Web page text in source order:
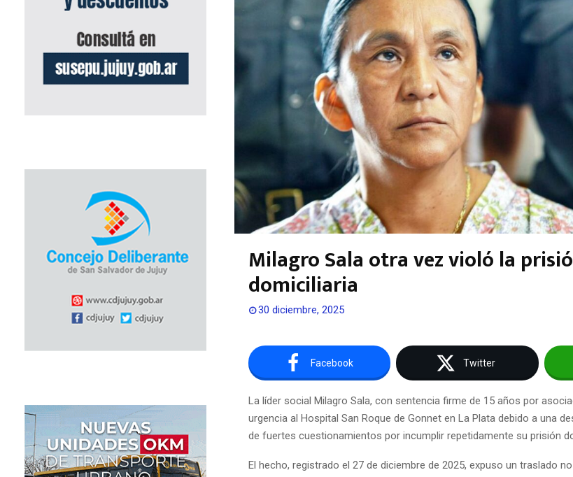
Milagro Sala otra vez violó la
domiciliaria
30 diciembre, 2025
Facebook Twitter
La líder social Milagro Sala, con sentencia firme de 15 años por
urgencia al Hospital San Roque de Gonnet en La Plata debido a una
de fuertes cuestionamientos por incumplir repetidamente su prisión
El hecho, registrado el 27 de diciembre de 2025, expuso un traslado